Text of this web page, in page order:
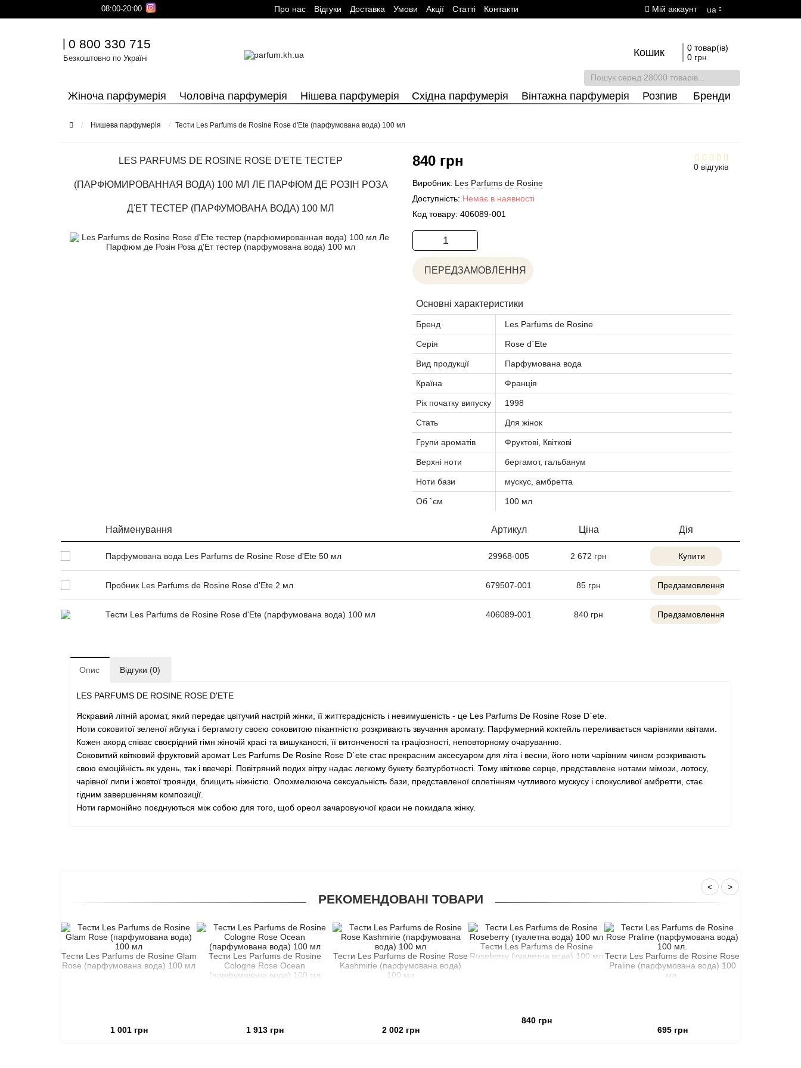
08:00-20:00 Про нас Вiдгуки Доставка Умови Aкції Cтатті Контакти Мій аккаунт ua
0 800 330 715
Безкоштовно по Україні Кошик
0 товар(ів)
0 грн
Жіноча парфумерія Чоловіча парфумерія Нішева парфумерія Східна парфумерія Вінтажна парфумерія Розпив Бренди
Нишева парфумерія Тести Les Parfums de Rosine Rose d'Ete (парфумована вода) 100 мл
LES PARFUMS DE ROSINE ROSE D'ETE ТЕСТЕР
(ПАРФЮМИРОВАННАЯ ВОДА) 100 МЛ ЛЕ ПАРФЮМ ДЕ РОЗІН РОЗА
Д'ЕТ ТЕСТЕР (ПАРФУМОВАНА ВОДА) 100 МЛ
0 відгуків
840 грн
Виробник: Les Parfums de Rosine
Доступність: Немає в наявності
Код товару: 406089-001
ПЕРЕДЗАМОВЛЕННЯ
Основні характеристики
Бренд Les Parfums de Rosine
Серія Rose d`Ete
Вид продукції Парфумована вода
Країна Франція
Рік початку випуску 1998
Стать Для жінок
Групи ароматів Фруктові, Квіткові
Верхні ноти бергамот, гальбанум
Ноти бази мускус, амбретта
Об `єм 100 мл
Найменування Артикул Ціна Дія
Парфумована вода Les Parfums de Rosine Rose d'Ete 50 мл 29968-005 2 672 грн Купити
Пробник Les Parfums de Rosine Rose d'Ete 2 мл 679507-001 85 грн Предзамовлення
Тести Les Parfums de Rosine Rose d'Ete (парфумована вода) 100 мл 406089-001 840 грн Предзамовлення
Опис Відгуки (0)
LES PARFUMS DE ROSINE ROSE D'ETE
Яскравий літній аромат, який передає цвітучий настрій жінки, її життєрадісність і невимушеність - це Les Parfums De Rosine Rose D`ete.
Ноти соковитої зеленої яблука і бергамоту своєю соковитою пікантністю розкривають звучання аромату. Парфумерний коктейль переливається чарівними квітами.
Кожен акорд співає своєрідний гімн жіночій красі та вишуканості, її витонченості та граціозності, неповторному очаруванню.
Соковитий квітковий фруктовий аромат Les Parfums De Rosine Rose D`ete стає прекрасним аксесуаром для літа і весни, його ноти чарівним чином розкривають
свою емоційність як удень, так і ввечері. Повітряний подих вітру надає легкому букету безтурботності. Тому квіткове серце, представлене нотами мімози, лотосу,
чарівної липи і жовтої троянди, блищить ніжністю. Опохмелююча сексуальність бази, представленої сплетінням чутливого мускусу і спокусливої амбретти, стає
гідним завершенням композиції.
Ноти гармонійно поєднуються між собою для того, щоб ореол зачаровуючої краси не покидала жінку.
РЕКОМЕНДОВАНІ ТОВАРИ
Тести Les Parfums de Rosine Glam
Rose (парфумована вода) 100 мл
1 001 грн
Тести Les Parfums de Rosine
Cologne Rose Ocean
(парфумована вода) 100 мл
1 913 грн
Тести Les Parfums de Rosine Rose
Kashmirie (парфумована вода)
100 мл
2 002 грн
Тести Les Parfums de Rosine
Roseberry (туалетна вода) 100 мл
840 грн
Тести Les Parfums de Rosine Rose
Praline (парфумована вода) 100
мл.
695 грн
< >